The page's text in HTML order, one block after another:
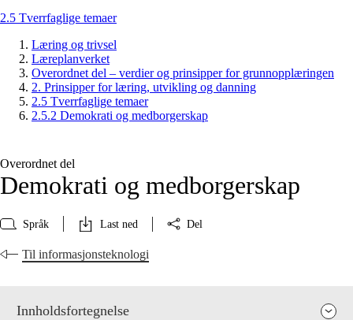
2.5 Tverrfaglige temaer
Læring og trivsel
Læreplanverket
Overordnet del – verdier og prinsipper for grunnopplæringen
2. Prinsipper for læring, utvikling og danning
2.5 Tverrfaglige temaer
2.5.2 Demokrati og medborgerskap
Overordnet del
Demokrati og medborgerskap
Språk Last ned Del
Til informasjonsteknologi
Innholdsfortegnelse